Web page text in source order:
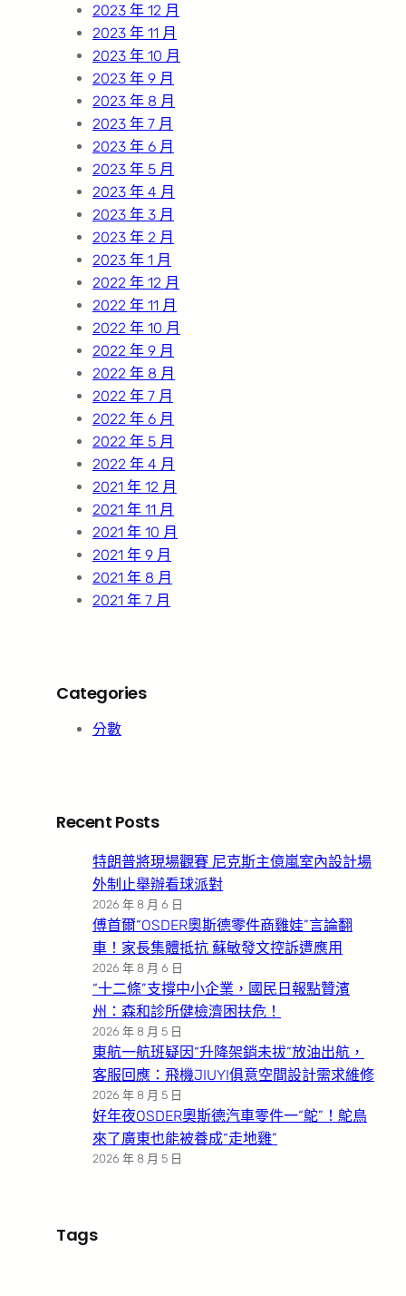
2023 年 12 月
2023 年 11 月
2023 年 10 月
2023 年 9 月
2023 年 8 月
2023 年 7 月
2023 年 6 月
2023 年 5 月
2023 年 4 月
2023 年 3 月
2023 年 2 月
2023 年 1 月
2022 年 12 月
2022 年 11 月
2022 年 10 月
2022 年 9 月
2022 年 8 月
2022 年 7 月
2022 年 6 月
2022 年 5 月
2022 年 4 月
2021 年 12 月
2021 年 11 月
2021 年 10 月
2021 年 9 月
2021 年 8 月
2021 年 7 月
Categories
分數
Recent Posts
特朗普將現場觀賽 尼克斯主億嵐室內設計場
外制止舉辦看球派對
2026 年 8 月 6 日
傅首爾“OSDER奧斯德零件商雞娃”言論翻
車！家長集體抵抗 蘇敏發文控訴遭應用
2026 年 8 月 6 日
“十二條”支撐中小企業，國民日報點贊濱
州：森和診所健檢濟困扶危！
2026 年 8 月 5 日
東航一航班疑因“升降架銷未拔”放油出航，
客服回應：飛機JIUYI俱意空間設計需求維修
2026 年 8 月 5 日
好年夜OSDER奧斯德汽車零件一“鴕”！鴕鳥
來了廣東也能被養成“走地雞”
2026 年 8 月 5 日
Tags